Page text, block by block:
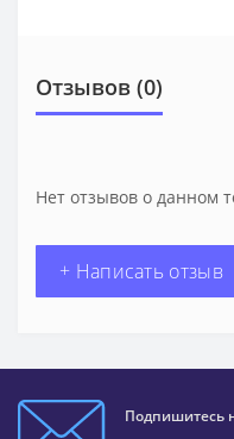
Отзывов (0)
Нет отзывов о данном
+ Написать отзыв
Подпишитесь